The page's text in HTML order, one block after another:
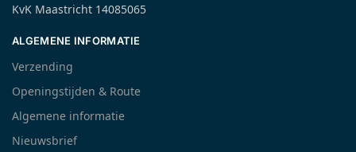
KvK Maastricht 14085065
ALGEMENE INFORMATIE
Verzending
Openingstijden & Route
Algemene informatie
Nieuwsbrief